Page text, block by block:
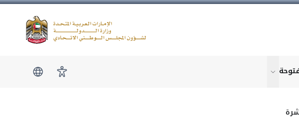
show
show submenu for "More" امكانية الوصول